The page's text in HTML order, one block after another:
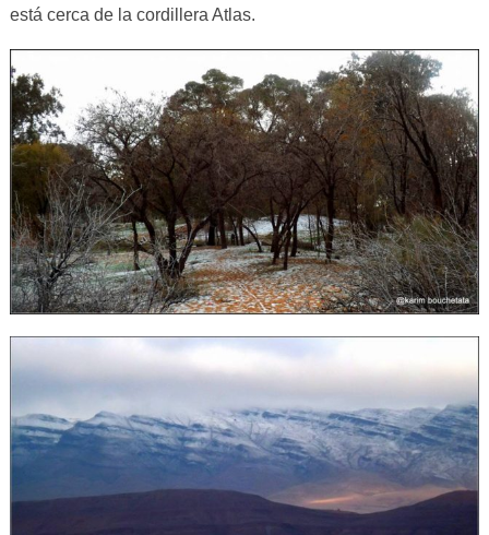
está cerca de la cordillera Atlas.